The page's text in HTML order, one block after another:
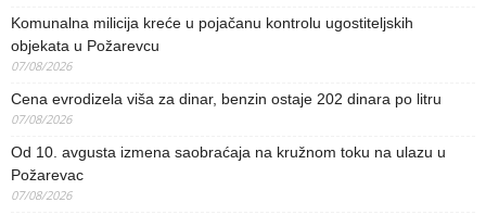
Komunalna milicija kreće u pojačanu kontrolu ugostiteljskih
objekata u Požarevcu
07/08/2026
Cena evrodizela viša za dinar, benzin ostaje 202 dinara po litru
07/08/2026
Od 10. avgusta izmena saobraćaja na kružnom toku na ulazu u
Požarevac
07/08/2026